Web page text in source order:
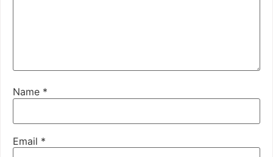
Name *
Email *